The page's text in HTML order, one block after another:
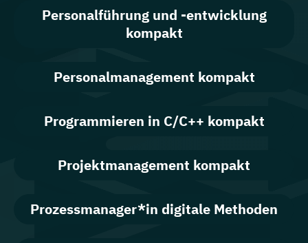
Personalführung und -entwicklung
kompakt
Personalmanagement kompakt
Programmieren in C/C++ kompakt
Projektmanagement kompakt
Prozessmanager*in digitale Methoden